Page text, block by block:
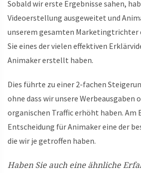
Sobald wir erste Ergebnisse sahen,
Videoerstellung ausgeweitet und
unserem gesamten Marketingtrichter
Sie eines der vielen effektiven
Animaker erstellt haben.
Dies führte zu einer 2-fachen
ohne dass wir unsere Werbeausgaben
organischen Traffic erhöht haben. Am
Entscheidung für Animaker eine der
die wir je getroffen haben.
Haben Sie auch eine ähnliche